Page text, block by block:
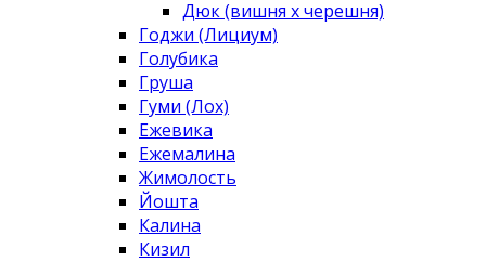
Дюк (вишня х черешня)
Годжи (Лициум)
Голубика
Груша
Гуми (Лох)
Ежевика
Ежемалина
Жимолость
Йошта
Калина
Кизил